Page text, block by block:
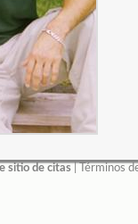
sitio de citas Términos